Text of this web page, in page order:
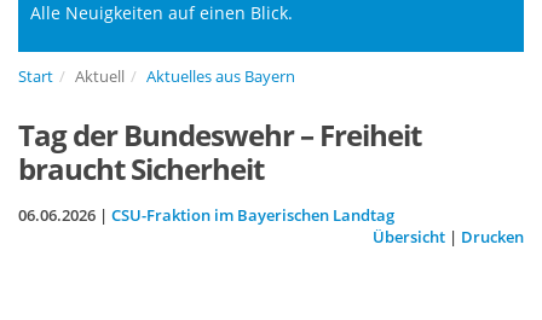
Alle Neuigkeiten auf einen Blick.
Start Aktuell Aktuelles aus Bayern
Tag der Bundeswehr – Freiheit
braucht Sicherheit
06.06.2026 | CSU-Fraktion im Bayerischen Landtag
Übersicht | Drucken